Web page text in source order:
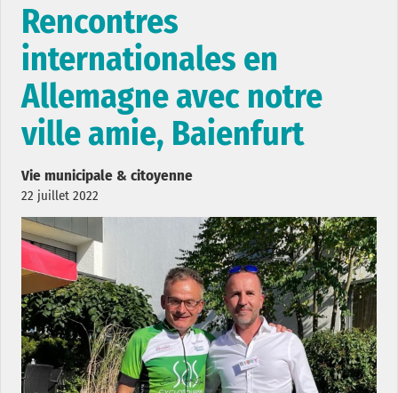
Rencontres
internationales en
Allemagne avec notre
ville amie, Baienfurt
Vie municipale & citoyenne
22 juillet 2022